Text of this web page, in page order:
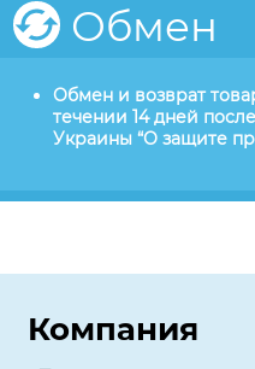
Обмен
Обмен и возврат
течении 14 дней
Украины “О защите
Компания